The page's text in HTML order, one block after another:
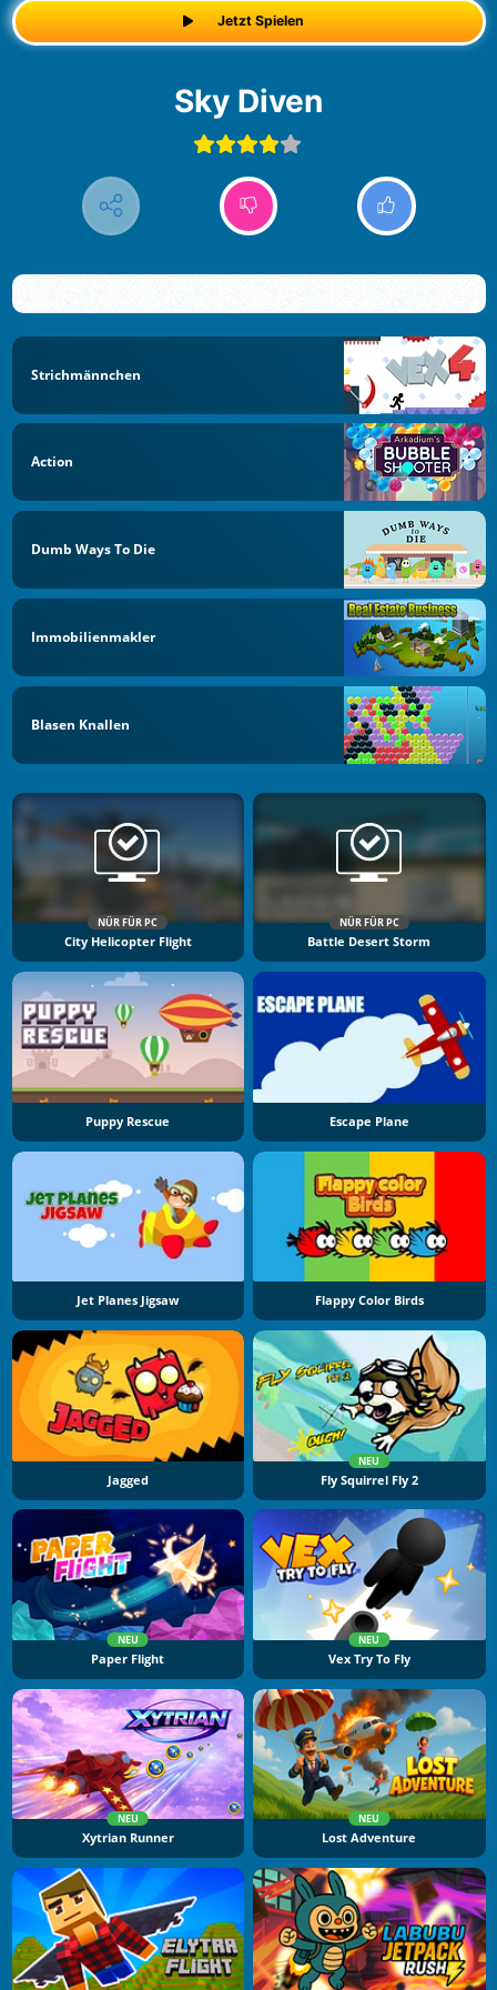
Jetzt Spielen
Sky Diven
Strichmännchen
Action
Dumb Ways To Die
Immobilienmakler
Blasen Knallen
NÜR FÜR PC
City Helicopter Flight
NÜR FÜR PC
Battle Desert Storm
Puppy Rescue Escape Plane
Jet Planes Jigsaw Flappy Color Birds
Jagged
NEU
Fly Squirrel Fly 2
NEU
Paper Flight
NEU
Vex Try To Fly
NEU
Xytrian Runner
NEU
Lost Adventure